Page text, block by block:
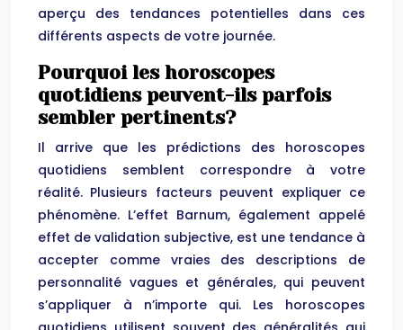
aperçu des tendances potentielles dans ces
différents aspects de votre journée.
Pourquoi les horoscopes
quotidiens peuvent-ils parfois
sembler pertinents?
Il arrive que les prédictions des horoscopes
quotidiens semblent correspondre à votre
réalité. Plusieurs facteurs peuvent expliquer ce
phénomène. L’effet Barnum, également appelé
effet de validation subjective, est une tendance à
accepter comme vraies des descriptions de
personnalité vagues et générales, qui peuvent
s’appliquer à n’importe qui. Les horoscopes